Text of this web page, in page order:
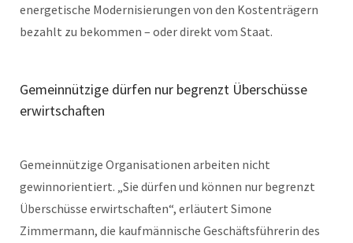
energetische Modernisierungen von den Kostenträgern
bezahlt zu bekommen – oder direkt vom Staat.
Gemeinnützige dürfen nur begrenzt Überschüsse
erwirtschaften
Gemeinnützige Organisationen arbeiten nicht
gewinnorientiert. „Sie dürfen und können nur begrenzt
Überschüsse erwirtschaften“, erläutert Simone
Zimmermann, die kaufmännische Geschäftsführerin des